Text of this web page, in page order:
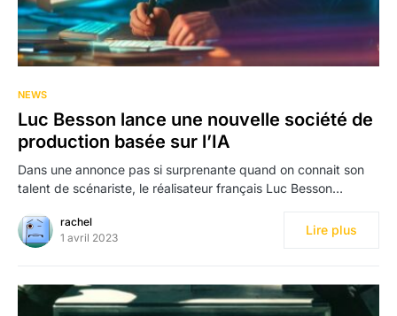
NEWS
Luc Besson lance une nouvelle société de
production basée sur l’IA
Dans une annonce pas si surprenante quand on connait son
talent de scénariste, le réalisateur français Luc Besson…
rachel
1 avril 2023
Lire plus